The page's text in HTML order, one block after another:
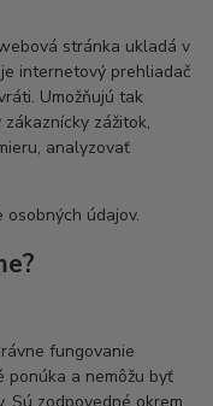
stránka ukladá v
internetový prehliadač
Umožňujú tak
zážitok,
analyzovať
údajov.
fungovanie
ponúka a nemôžu byť
Sú zodpovedné okrem